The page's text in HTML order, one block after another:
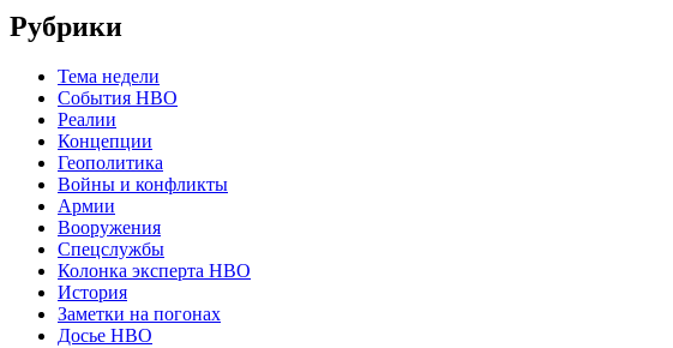
Рубрики
Тема недели
События НВО
Реалии
Концепции
Геополитика
Войны и конфликты
Армии
Вооружения
Спецслужбы
Колонка эксперта НВО
История
Заметки на погонах
Досье НВО